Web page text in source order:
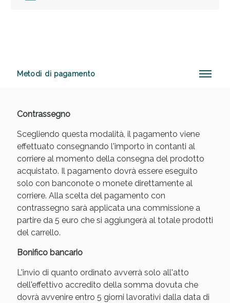
Metodi di pagamento
Contrassegno
Scegliendo questa modalità, il pagamento viene
effettuato consegnando l'importo in contanti al
corriere al momento della consegna del prodotto
acquistato. Il pagamento dovrà essere eseguito
solo con banconote o monete direttamente al
corriere. Alla scelta del pagamento con
contrassegno sarà applicata una commissione a
partire da 5 euro che si aggiungerà al totale prodotti
del carrello.
Bonifico bancario
L'invio di quanto ordinato avverrà solo all'atto
dell'effettivo accredito della somma dovuta che
dovrà avvenire entro 5 giorni lavorativi dalla data di
Sconto fino al 55% disponibile oggi!